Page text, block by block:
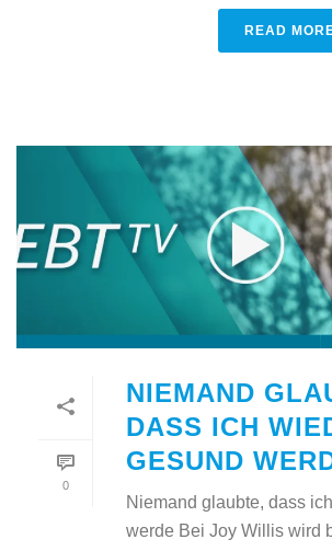
READ
0
NIEMAND
DASS ICH
GESUND
Niemand glaubte, dass
werde Bei Joy Willis wird